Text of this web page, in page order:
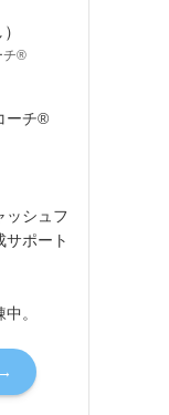
チ®
ーチ®
ッシュフ
サポート
。